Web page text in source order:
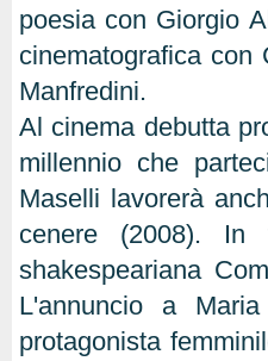
poesia con Giorgio
cinematografica con
Manfredini.
Al cinema debutta
millennio che
Maselli lavorerà
cenere (2008). In
shakespeariana
L'annuncio a
protagonista